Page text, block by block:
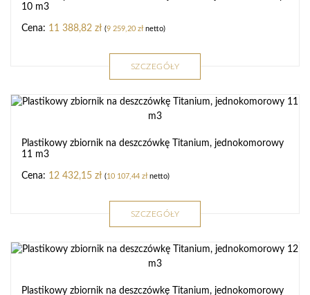
10 m3
11 388,82 zł (9 259,20 złnetto)
SZCZEGÓŁY
Plastikowy zbiornik na deszczówkę Titanium, jednokomorowy
11 m3
12 432,15 zł (10 107,44 złnetto)
SZCZEGÓŁY
Plastikowy zbiornik na deszczówkę Titanium, jednokomorowy